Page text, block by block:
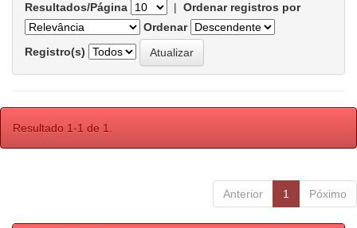
Resultados/Página | Ordenar registros por
Ordenar
Registro(s)
Resultado 1-1 de 1.
Anterior 1 Póximo